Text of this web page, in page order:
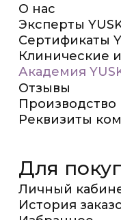
О нас
Эксперты
Сертификаты
Клинические
Академия
Отзывы
Производство
Реквизиты
Для
Личный
История